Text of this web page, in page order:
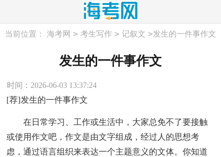
当前位置： 海考网 > 考生写作 > 记叙文 >发生的一件事作文
发生的一件事作文
时间：2026-06-03 13:37:24
[荐]发生的一件事作文
在日常学习、工作或生活中，大家总免不了要接触
或使用作文吧，作文是由文字组成，经过人的思想考
虑，通过语言组织来表达一个主题意义的文体。你知道